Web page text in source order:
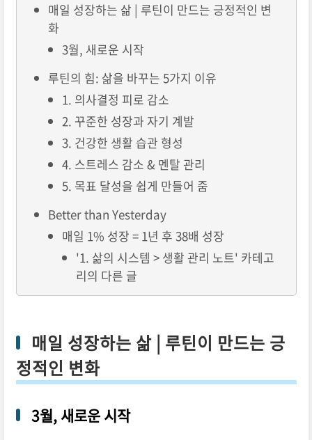
매일 성장하는 삶 | 루틴이 만드는 긍정적인 변
화
3월, 새로운 시작
루틴의 힘: 삶을 바꾸는 5가지 이유
1. 의사결정 피로 감소
2. 꾸준한 성장과 자기 계발
3. 건강한 생활 습관 형성
4. 스트레스 감소 & 멘탈 관리
5. 목표 달성을 쉽게 만들어 줌
Better than Yesterday
매일 1% 성장 = 1년 후 38배 성장
'1. 삶의 시스템 > 생활 관리 노트' 카테고
리의 다른 글
매일 성장하는 삶 | 루틴이 만드는 긍
정적인 변화
3월, 새로운 시작